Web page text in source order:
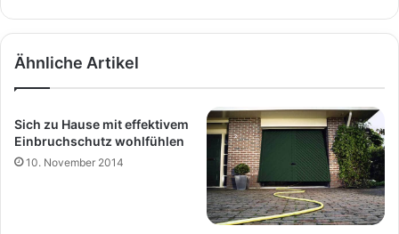
Ähnliche Artikel
Sich zu Hause mit effektivem
Einbruchschutz wohlfühlen
10. November 2014